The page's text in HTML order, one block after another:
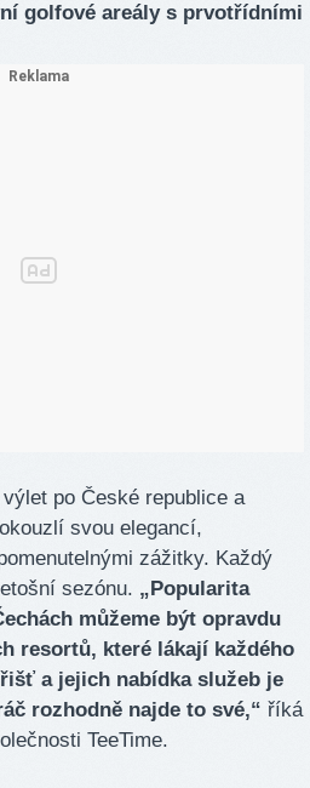
golfové areály s prvotřídními
po České republice a
svou elegancí,
zážitky. Každý
sezónu. „Popularita
můžeme být opravdu
resortů, které lákají každého
a jejich nabídka služeb je
rozhodně najde to své,“ říká
TeeTime.